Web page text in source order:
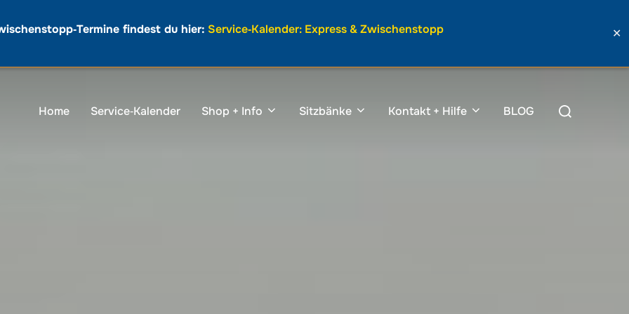
findest du hier: Service‑Kalender: Express & Zwischenstopp ✕
Home Service‑Kalender Shop + Info Sitzbänke Kontakt + Hilfe BLOG
Suchen
nach: